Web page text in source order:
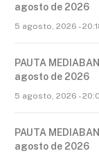
agosto de 2026
5 agosto, 2026 -
PAUTA
agosto de 2026
5 agosto, 2026 -
PAUTA
agosto de 2026